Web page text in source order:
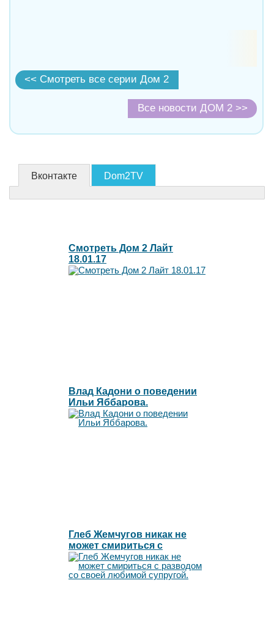
<< Смотреть все серии Дом 2
Все новости ДОМ 2 >>
Вконтакте Dom2TV
Смотреть Дом 2 Лайт
18.01.17
Влад Кадони о поведении
Ильи Яббарова.
Глеб Жемчугов никак не
может смириться с
разводом со своей
любимой супругой.